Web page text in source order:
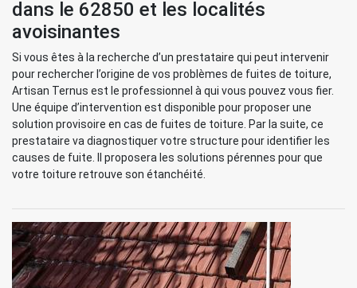
dans le 62850 et les localités
avoisinantes
Si vous êtes à la recherche d’un prestataire qui peut intervenir
pour rechercher l’origine de vos problèmes de fuites de toiture,
Artisan Ternus est le professionnel à qui vous pouvez vous fier.
Une équipe d’intervention est disponible pour proposer une
solution provisoire en cas de fuites de toiture. Par la suite, ce
prestataire va diagnostiquer votre structure pour identifier les
causes de fuite. Il proposera les solutions pérennes pour que
votre toiture retrouve son étanchéité.